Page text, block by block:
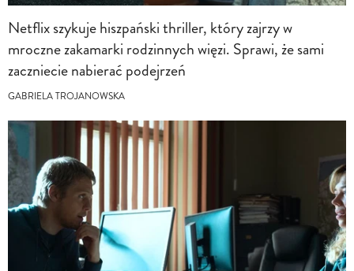
Netflix szykuje hiszpański thriller, który zajrzy w
mroczne zakamarki rodzinnych więzi. Sprawi, że sami
zaczniecie nabierać podejrzeń
GABRIELA TROJANOWSKA